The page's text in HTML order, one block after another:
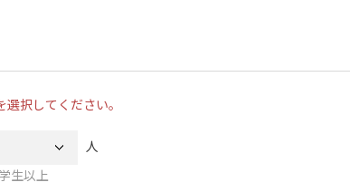
選択してください。
人
生以上